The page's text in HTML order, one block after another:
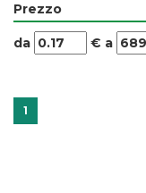
Prezzo
filtra
da
da €
filtra
a
a
1